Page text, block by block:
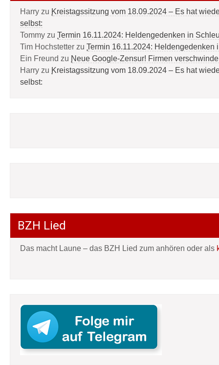
Harry zu Kreistagssitzung vom 18.09.2024 – Es hat
selbst:
Tommy zu Termin 16.11.2024: Heldengedenken in
Tim Hochstetter zu Termin 16.11.2024: Heldengedenken
Ein Freund zu Neue Google-Zensur! Firmen
Harry zu Kreistagssitzung vom 18.09.2024 – Es hat
selbst:
BZH Lied
Das macht Laune – das BZH Lied zum anhören oder als